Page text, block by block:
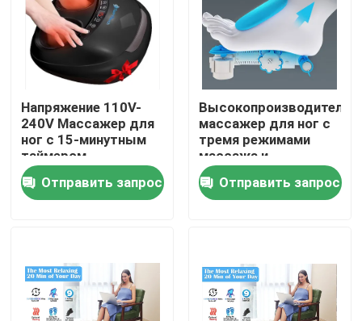
Продукты
Видео
Напряжение 110V-
240V Массажер для
ног с 15-минутным
таймером
Отправить запрос
массажер для ног с
тремя режимами
массажа и
напряжением 110V-
240VОтправить запрос